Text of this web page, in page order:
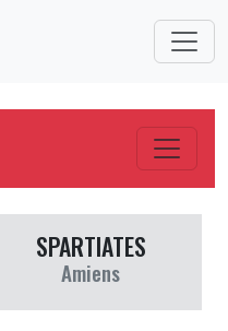
SPARTIATES
Amiens